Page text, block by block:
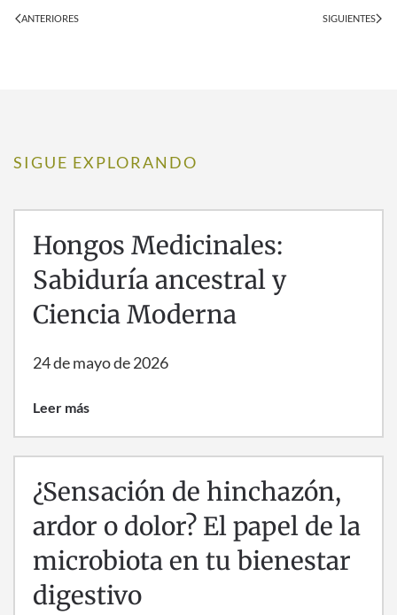
ANTERIORES SIGUIENTES
SIGUE EXPLORANDO
Hongos Medicinales:
Sabiduría ancestral y
Ciencia Moderna
24 de mayo de 2026
Leer más
¿Sensación de hinchazón,
ardor o dolor? El papel de la
microbiota en tu bienestar
digestivo